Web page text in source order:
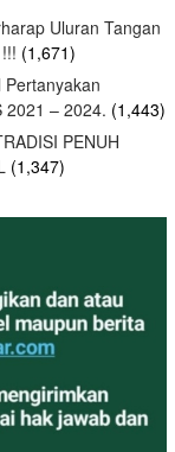
Uluran Tangan
(1,671)
2021 – 2024. (1,443)
PENUH
(1,347)